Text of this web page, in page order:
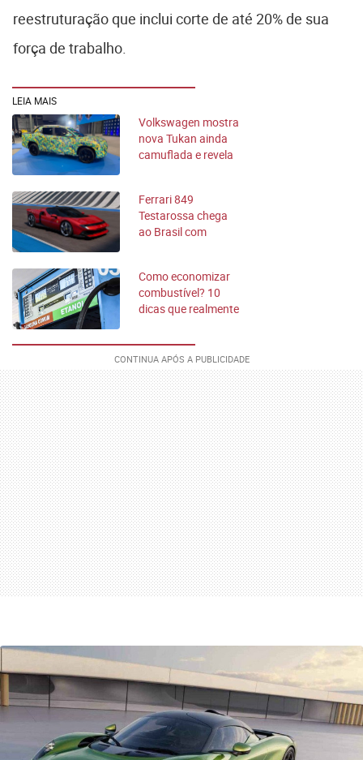
reestruturação que inclui corte de até 20% de sua
força de trabalho.
LEIA MAIS
Volkswagen mostra
nova Tukan ainda
camuflada e revela
Ferrari 849
Testarossa chega
ao Brasil com
Como economizar
combustível? 10
dicas que realmente